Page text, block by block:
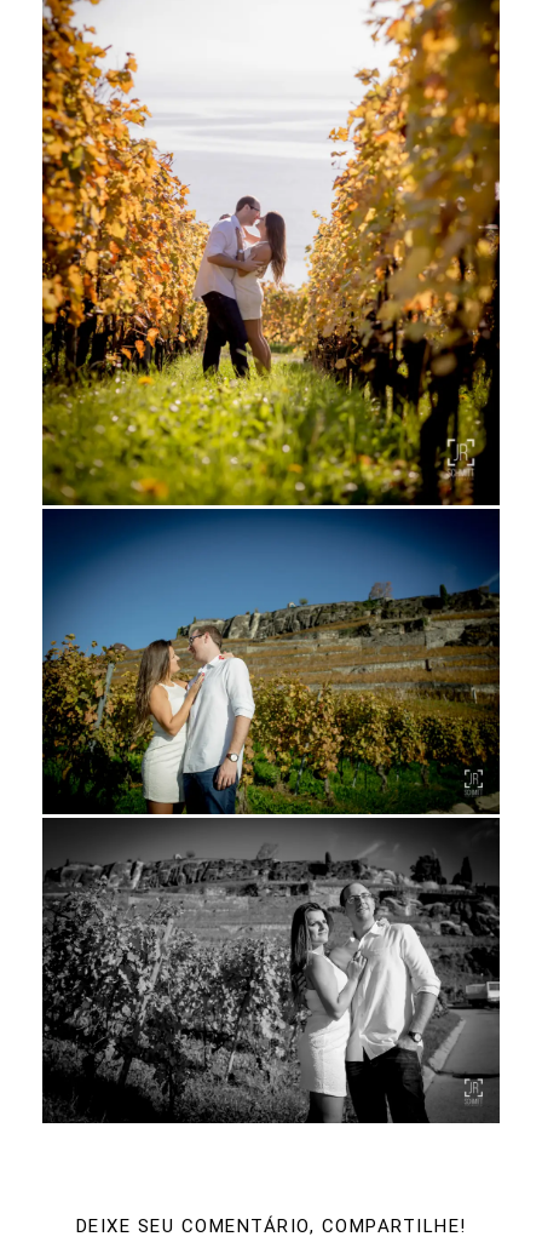
DEIXE SEU COMENTÁRIO, COMPARTILHE!